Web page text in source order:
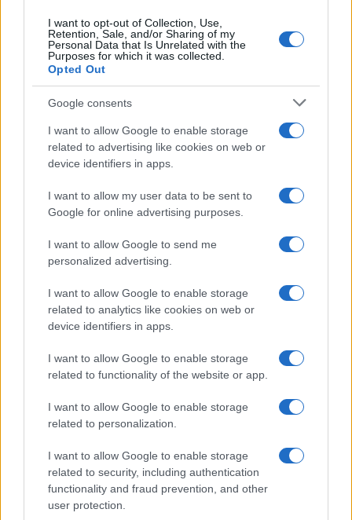
I want to opt-out of Collection, Use,
Retention, Sale, and/or Sharing of my
Personal Data that Is Unrelated with the
Purposes for which it was collected.
Opted Out
Google consents
I want to allow Google to enable storage
related to advertising like cookies on web or
device identifiers in apps.
I want to allow my user data to be sent to
Google for online advertising purposes.
I want to allow Google to send me
personalized advertising.
I want to allow Google to enable storage
related to analytics like cookies on web or
device identifiers in apps.
I want to allow Google to enable storage
related to functionality of the website or app.
I want to allow Google to enable storage
related to personalization.
I want to allow Google to enable storage
related to security, including authentication
functionality and fraud prevention, and other
user protection.
Continua a leggere
NEWS